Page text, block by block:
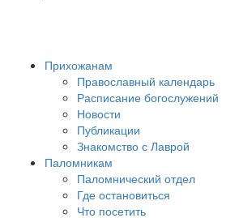
Прихожанам
Православный календарь
Расписание богослужений
Новости
Публикации
Знакомство с Лаврой
Паломникам
Паломнический отдел
Где остановиться
Что посетить